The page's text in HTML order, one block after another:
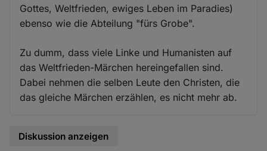
Gottes, Weltfrieden, ewiges Leben im Paradies)
ebenso wie die Abteilung "fürs Grobe".
Zu dumm, dass viele Linke und Humanisten auf
das Weltfrieden-Märchen hereingefallen sind.
Dabei nehmen die selben Leute den Christen, die
das gleiche Märchen erzählen, es nicht mehr ab.
Diskussion anzeigen